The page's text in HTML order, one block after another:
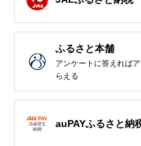
ふるさと本舗
アンケートに答えれば
らえる
auPAYふるさと納